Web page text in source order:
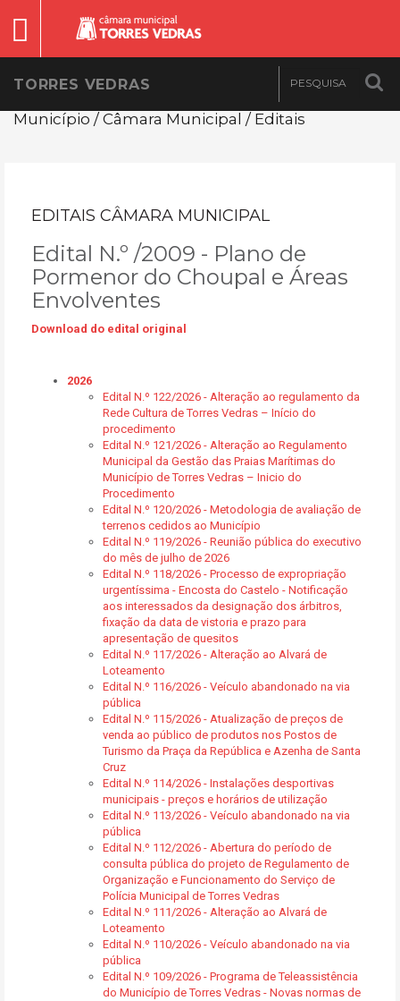
TORRES VEDRAS
Município / Câmara Municipal / Editais
EDITAIS CÂMARA MUNICIPAL
Edital N.º /2009 - Plano de
Pormenor do Choupal e Áreas
Envolventes
Download do edital original
2026
Edital N.º 122/2026 - Alteração ao regulamento da
Rede Cultura de Torres Vedras – Início do
procedimento
Edital N.º 121/2026 - Alteração ao Regulamento
Municipal da Gestão das Praias Marítimas do
Município de Torres Vedras – Inicio do
Procedimento
Edital N.º 120/2026 - Metodologia de avaliação de
terrenos cedidos ao Município
Edital N.º 119/2026 - Reunião pública do executivo
do mês de julho de 2026
Edital N.º 118/2026 - Processo de expropriação
urgentíssima - Encosta do Castelo - Notificação
aos interessados da designação dos árbitros,
fixação da data de vistoria e prazo para
apresentação de quesitos
Edital N.º 117/2026 - Alteração ao Alvará de
Loteamento
Edital N.º 116/2026 - Veículo abandonado na via
pública
Edital N.º 115/2026 - Atualização de preços de
venda ao público de produtos nos Postos de
Turismo da Praça da República e Azenha de Santa
Cruz
Edital N.º 114/2026 - Instalações desportivas
municipais - preços e horários de utilização
Edital N.º 113/2026 - Veículo abandonado na via
pública
Edital N.º 112/2026 - Abertura do período de
consulta pública do projeto de Regulamento de
Organização e Funcionamento do Serviço de
Polícia Municipal de Torres Vedras
Edital N.º 111/2026 - Alteração ao Alvará de
Loteamento
Edital N.º 110/2026 - Veículo abandonado na via
pública
Edital N.º 109/2026 - Programa de Teleassistência
do Município de Torres Vedras - Novas normas de